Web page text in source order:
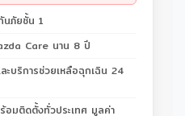
นภัยชั้น 1
Care นาน 8 ปี
บริการช่วยเหลือฉุกเฉิน 24
มติดตั้งทั่วประเทศ มูลค่า